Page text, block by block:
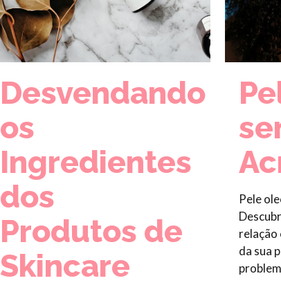
Desvendando
os
Ingredientes
dos
Produtos de
Skincare
Pele
relação
da sua